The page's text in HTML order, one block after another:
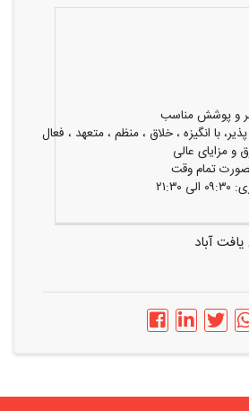
و پوشش مناسب
با انگیزه ، خلاق ، منظم ، متعهد ، فعال
و مزایای عالی
تمام وقت
یافت آباد